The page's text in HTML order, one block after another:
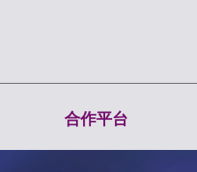
合作平台